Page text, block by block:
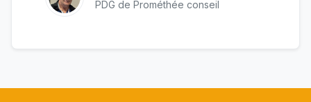
PDG de Prométhée conseil